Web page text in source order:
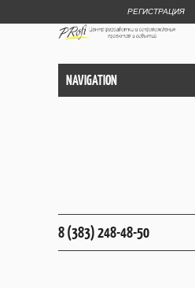
РЕГИСТРАЦИЯ
NAVIGATION
8 (383) 248-48-50